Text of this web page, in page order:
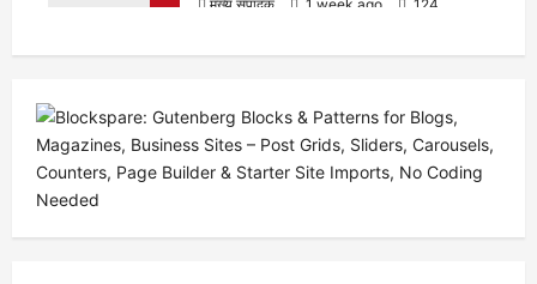
मुख्य संपादक 1 week ago 124